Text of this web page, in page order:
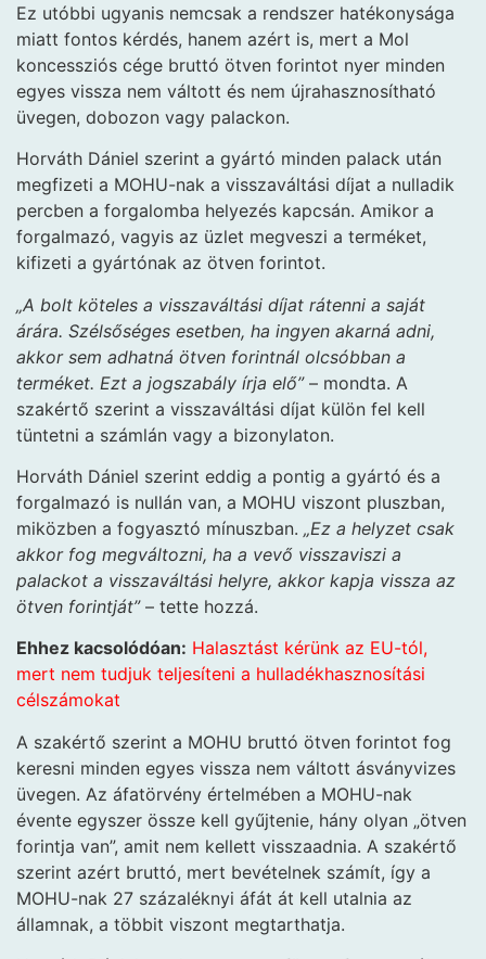
Ez utóbbi ugyanis nemcsak a rendszer hatékonysága
miatt fontos kérdés, hanem azért is, mert a Mol
koncessziós cége bruttó ötven forintot nyer minden
egyes vissza nem váltott és nem újrahasznosítható
üvegen, dobozon vagy palackon.
Horváth Dániel szerint a gyártó minden palack után
megfizeti a MOHU-nak a visszaváltási díjat a nulladik
percben a forgalomba helyezés kapcsán. Amikor a
forgalmazó, vagyis az üzlet megveszi a terméket,
kifizeti a gyártónak az ötven forintot.
„A bolt köteles a visszaváltási díjat rátenni a saját
árára. Szélsőséges esetben, ha ingyen akarná adni,
akkor sem adhatná ötven forintnál olcsóbban a
terméket. Ezt a jogszabály írja elő” – mondta. A
szakértő szerint a visszaváltási díjat külön fel kell
tüntetni a számlán vagy a bizonylaton.
Horváth Dániel szerint eddig a pontig a gyártó és a
forgalmazó is nullán van, a MOHU viszont pluszban,
miközben a fogyasztó mínuszban. „Ez a helyzet csak
akkor fog megváltozni, ha a vevő visszaviszi a
palackot a visszaváltási helyre, akkor kapja vissza az
ötven forintját” – tette hozzá.
Ehhez kacsolódóan: Halasztást kérünk az EU-tól,
mert nem tudjuk teljesíteni a hulladékhasznosítási
célszámokat
A szakértő szerint a MOHU bruttó ötven forintot fog
keresni minden egyes vissza nem váltott ásványvizes
üvegen. Az áfatörvény értelmében a MOHU-nak
évente egyszer össze kell gyűjtenie, hány olyan „ötven
forintja van”, amit nem kellett visszaadnia. A szakértő
szerint azért bruttó, mert bevételnek számít, így a
MOHU-nak 27 százaléknyi áfát át kell utalnia az
államnak, a többit viszont megtarthatja.